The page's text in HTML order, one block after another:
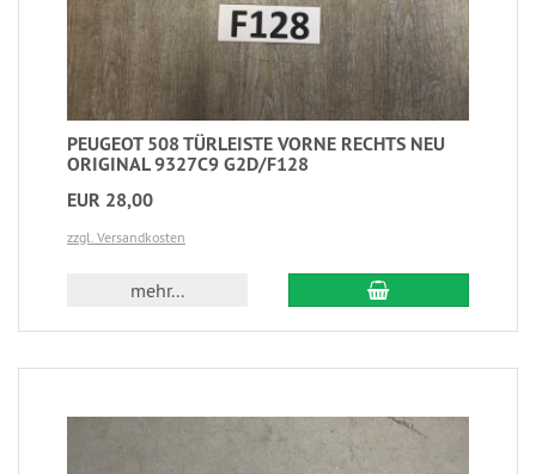
PEUGEOT 508 TÜRLEISTE VORNE RECHTS NEU
ORIGINAL 9327C9 G2D/F128
EUR 28,00
zzgl. Versandkosten
mehr...